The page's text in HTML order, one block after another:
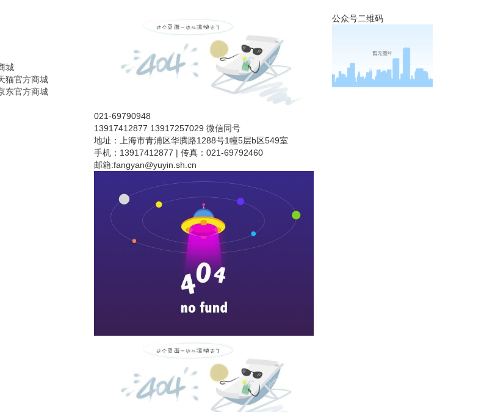
城
猫官方商城
东官方商城
021-69790948
13917412877 13917257029 微信同号
地址：上海市青浦区华腾路1288号1幢5层b区549室
手机：13917412877 | 传真：021-69792460
邮箱:fangyan@yuyin.sh.cn
公众号二维码